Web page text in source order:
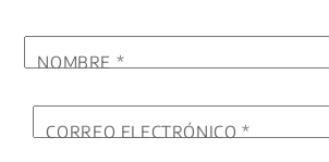
NOMBRE *
CORREO ELECTRÓNICO*